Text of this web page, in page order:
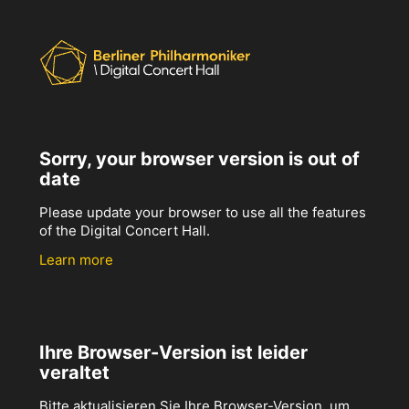
Sorry, your browser version is out of
date
Please update your browser to use all the features
of the Digital Concert Hall.
Learn more
Ihre Browser-Version ist leider
veraltet